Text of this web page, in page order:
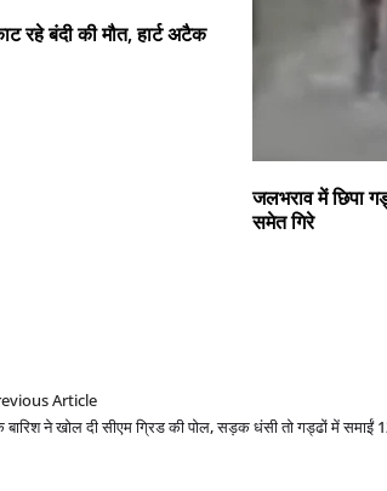
रहे बंदी की मौत, हार्ट अटैक
जलभराव में छिपा
समेत गिरे
Article
बारिश ने खोल दी सीएम ग्रिड की पोल, सड़क धंसी तो गड्ढों में समाईं